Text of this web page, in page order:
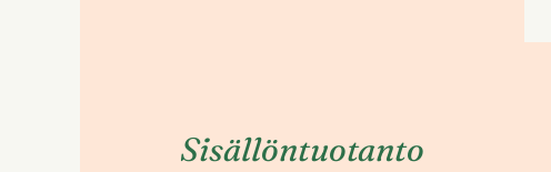
Sisällöntuotanto